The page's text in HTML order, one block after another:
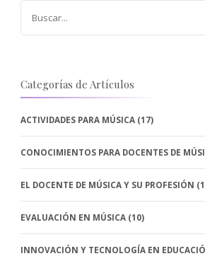
Categorías de Artículos
ACTIVIDADES PARA MÚSICA (17)
CONOCIMIENTOS PARA DOCENTES DE
EL DOCENTE DE MÚSICA Y SU PROFESIÓN
EVALUACIÓN EN MÚSICA (10)
INNOVACIÓN Y TECNOLOGÍA EN